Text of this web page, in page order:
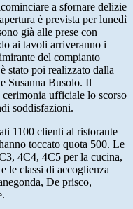
a sfornare delizie
è prevista per lunedì
già alle prese con
ai tavoli arriveranno i
del compianto
stato poi realizzato dalla
Susanna Busolo. Il
cerimonia ufficiale lo scorso
soddisfazioni.
1100 clienti al ristorante
toccato quota 500. Le
4C4, 4C5 per la cucina,
le classi di accoglienza
De prisco,